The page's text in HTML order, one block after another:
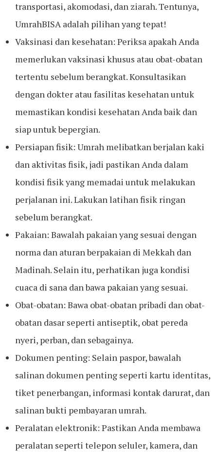
transportasi, akomodasi, dan ziarah. Tentunya,
UmrahBISA adalah pilihan yang tepat!
Vaksinasi dan kesehatan: Periksa apakah Anda
memerlukan vaksinasi khusus atau obat-obatan
tertentu sebelum berangkat. Konsultasikan
dengan dokter atau fasilitas kesehatan untuk
memastikan kondisi kesehatan Anda baik dan
siap untuk bepergian.
Persiapan fisik: Umrah melibatkan berjalan kaki
dan aktivitas fisik, jadi pastikan Anda dalam
kondisi fisik yang memadai untuk melakukan
perjalanan ini. Lakukan latihan fisik ringan
sebelum berangkat.
Pakaian: Bawalah pakaian yang sesuai dengan
norma dan aturan berpakaian di Mekkah dan
Madinah. Selain itu, perhatikan juga kondisi
cuaca di sana dan bawa pakaian yang sesuai.
Obat-obatan: Bawa obat-obatan pribadi dan obat-
obatan dasar seperti antiseptik, obat pereda
nyeri, perban, dan sebagainya.
Dokumen penting: Selain paspor, bawalah
salinan dokumen penting seperti kartu identitas,
tiket penerbangan, informasi kontak darurat, dan
salinan bukti pembayaran umrah.
Peralatan elektronik: Pastikan Anda membawa
peralatan seperti telepon seluler, kamera, dan